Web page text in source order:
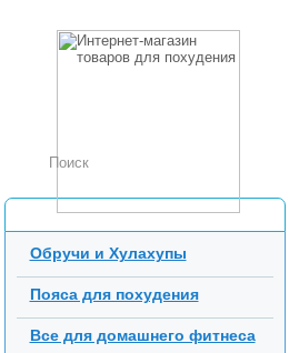
Каталог товаров
Обручи и Хулахупы
Пояса для похудения
Все для домашнего фитнеса